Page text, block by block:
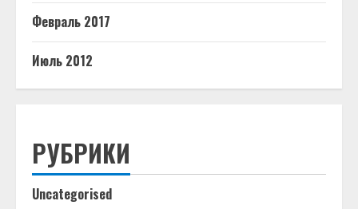
Февраль 2017
Июль 2012
РУБРИКИ
Uncategorised